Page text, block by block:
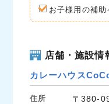
お子様用の補助
店舗・施設情
カレーハウス
住所
〒380-